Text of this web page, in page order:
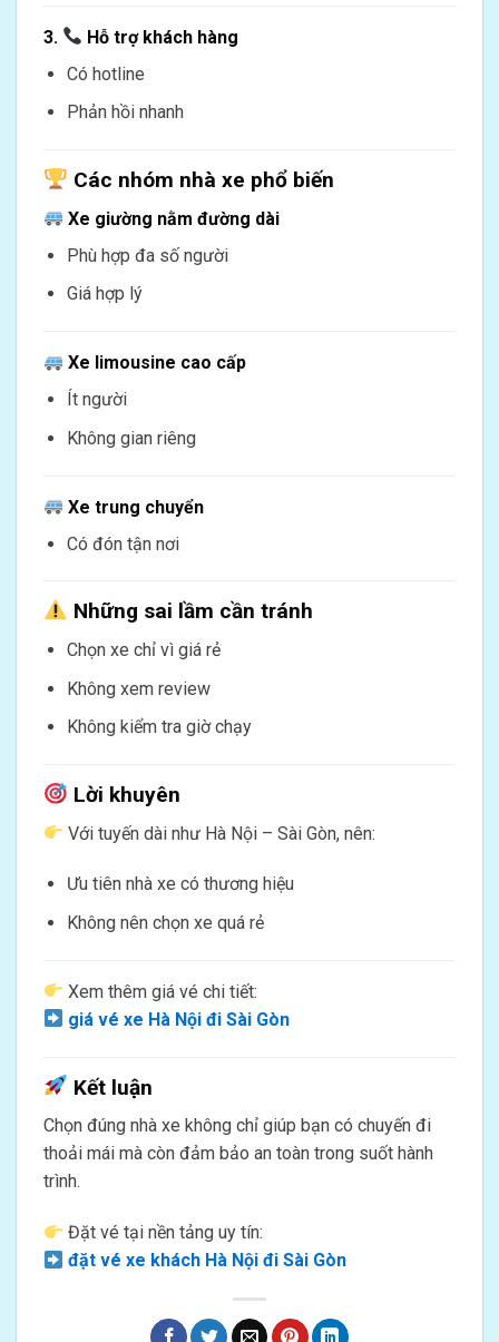
3.
Hỗ trợ khách hàng
Có hotline
Phản hồi nhanh
Các nhóm nhà xe phổ biến
Xe giường nằm đường dài
Phù hợp đa số người
Giá hợp lý
Xe limousine cao cấp
Ít người
Không gian riêng
Xe trung chuyển
Có đón tận nơi
Những sai lầm cần tránh
Chọn xe chỉ vì giá rẻ
Không xem review
Không kiểm tra giờ chạy
Lời khuyên
Với tuyến dài như Hà Nội – Sài Gòn, nên:
Ưu tiên nhà xe có thương hiệu
Không nên chọn xe quá rẻ
Xem thêm giá vé chi tiết:
giá vé xe Hà Nội đi Sài Gòn
Kết luận
Chọn đúng nhà xe không chỉ giúp bạn có chuyến đi
thoải mái mà còn đảm bảo an toàn trong suốt hành
trình.
Đặt vé tại nền tảng uy tín:
đặt vé xe khách Hà Nội đi Sài Gòn